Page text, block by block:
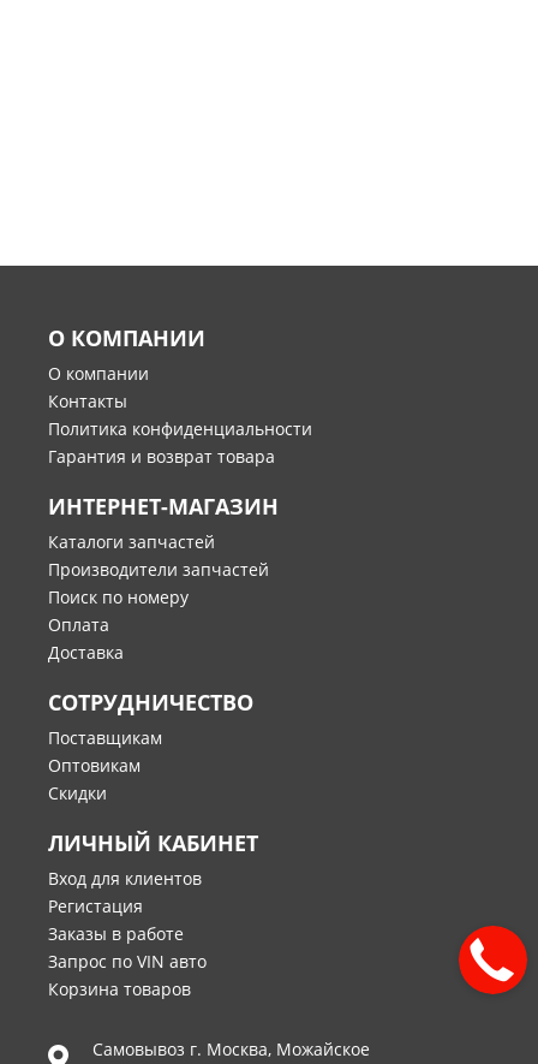
О КОМПАНИИ
О компании
Контакты
Политика конфиденциальности
Гарантия и возврат товара
ИНТЕРНЕТ-МАГАЗИН
Каталоги запчастей
Производители запчастей
Поиск по номеру
Оплата
Доставка
СОТРУДНИЧЕСТВО
Поставщикам
Оптовикам
Скидки
ЛИЧНЫЙ КАБИНЕТ
Вход для клиентов
Регистация
Заказы в работе
Запрос по VIN авто
Корзина товаров
Самовывоз г. Москва, Можайское